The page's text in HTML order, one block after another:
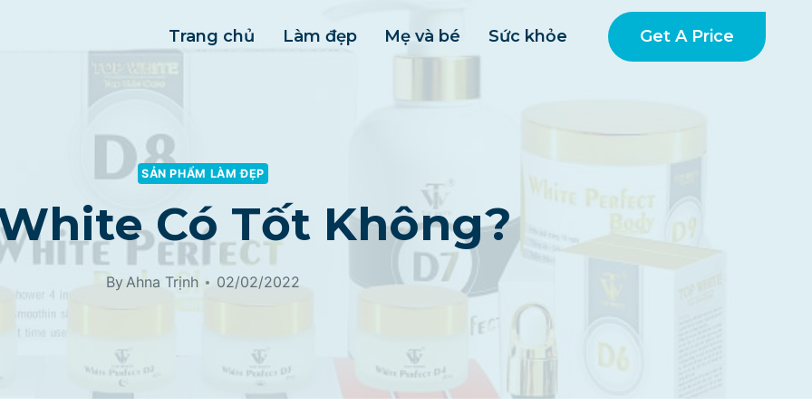
Trang chủ Làm đẹp Mẹ và bé Sức khỏe Get A Price
SẢN PHẨM LÀM ĐẸP
Có Tốt Không?
ByAhna Trịnh 02/02/2022